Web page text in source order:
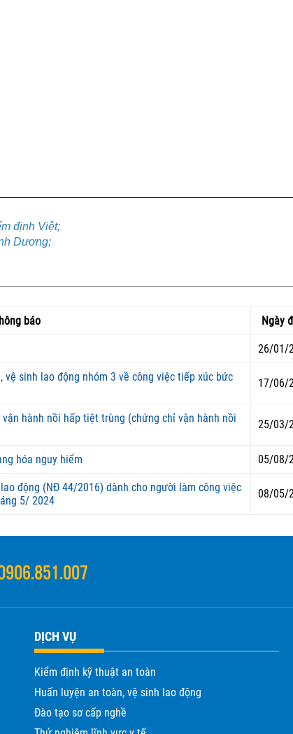
định Việt;
Dương;
báo Ngày
26/01/
sinh lao động nhóm 3 về công việc tiếp xúc bức
17/06/
hành nồi hấp tiệt trùng (chứng chỉ vận hành nồi
25/03/
hóa nguy hiểm 05/08/
động (NĐ 44/2016) dành cho người làm công việc
5/ 2024
08/05/
DỊCH VỤ
Kiểm định kỹ thuật an toàn
Huấn luyện an toàn, vệ sinh lao động
Đào tạo sơ cấp nghề